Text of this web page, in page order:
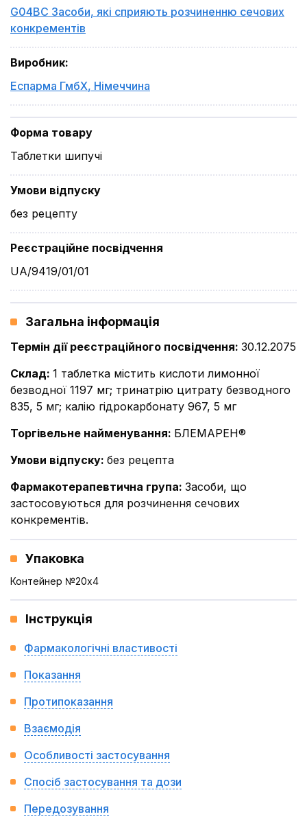
G04BC Засоби, які сприяють розчиненню сечових
конкрементів
Виробник:
Еспарма ГмбХ, Німеччина
Форма товару
Таблетки шипучі
Умови відпуску
без рецепту
Реєстраційне посвідчення
UA/9419/01/01
Загальна інформація
Термін дії реєстраційного посвідчення: 30.12.2075
Склад: 1 таблетка містить кислоти лимонної
безводної 1197 мг; тринатрію цитрату безводного
835, 5 мг; калію гідрокарбонату 967, 5 мг
Торгівельне найменування: БЛЕМАРЕН®
Умови відпуску: без рецепта
Фармакотерапевтична група: Засоби, що
застосовуються для розчинення сечових
конкрементів.
Упаковка
Контейнер №20x4
Інструкція
Фармакологічні властивості
Показання
Протипоказання
Взаємодія
Особливості застосування
Спосіб застосування та дози
Передозування